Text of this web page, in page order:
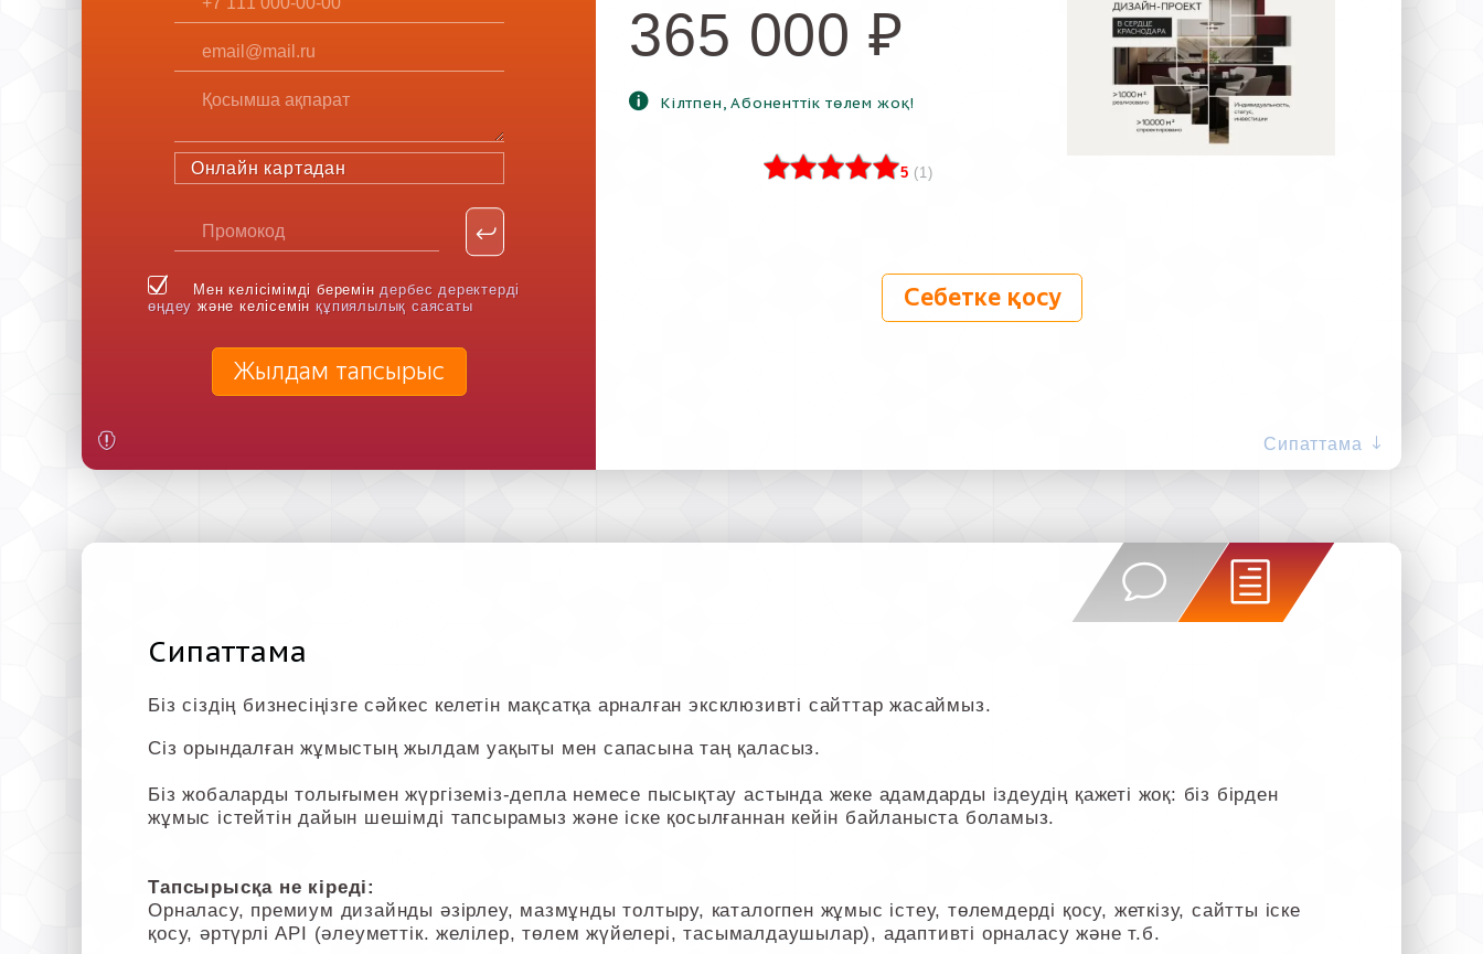
Онлайн картадан
Мен келісімімді беремін дербес деректерді
өңдеу және келісемін құпиялылық саясаты
Жылдам тапсырыс
365 000 ₽
Кілтпен, Абоненттік төлем жоқ!
5 (1)
Себетке қосу
Сипаттама
Сипаттама
Біз сіздің бизнесіңізге сәйкес келетін мақсатқа арналған эксклюзивті сайттар жасаймыз.
Сіз орындалған жұмыстың жылдам уақыты мен сапасына таң қаласыз.
Біз жобаларды толығымен жүргіземіз-депла немесе пысықтау астында жеке адамдарды іздеудің қажеті жоқ: біз бірден
жұмыс істейтін дайын шешімді тапсырамыз және іске қосылғаннан кейін байланыста боламыз.
Тапсырысқа не кіреді:
Орналасу, премиум дизайнды әзірлеу, мазмұнды толтыру, каталогпен жұмыс істеу, төлемдерді қосу, жеткізу, сайтты іске
қосу, әртүрлі API (әлеуметтік. желілер, төлем жүйелері, тасымалдаушылар), адаптивті орналасу және т.б.